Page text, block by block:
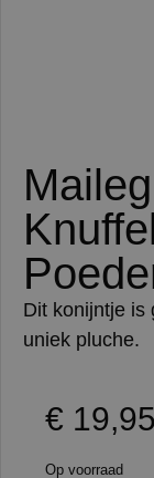
Dit konijntje is
uniek pluche.
€ 19,95
Op voorraad